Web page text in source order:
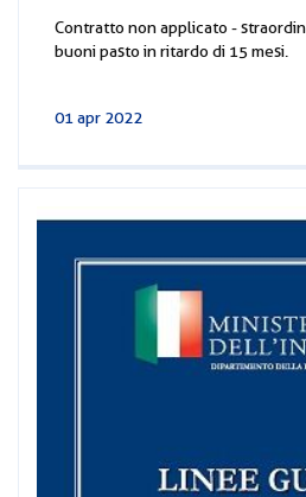
Contratto non applicato -
buoni pasto in ritardo di 15 mesi.
01 apr 2022